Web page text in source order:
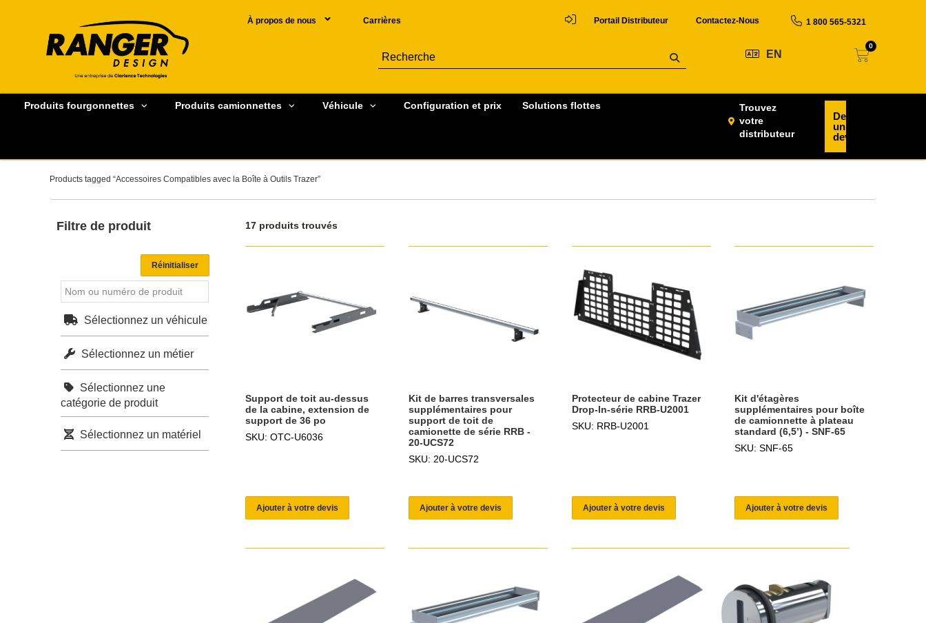
À propos de nous Carrières Portail Distributeur Contactez-Nous 1 800 565-5321
EN
0
Produits fourgonnettes Produits camionnettes Véhicule Configuration et prix Solutions flottes
Trouvez
votre
distributeur
Demander
un
devis
Products tagged “Accessoires Compatibles avec la Boîte à Outils Trazer”
17 produits trouvés
Support de toit au-dessus
de la cabine, extension de
support de 36 po
SKU: OTC-U6036
Ajouter à votre devis
Kit de barres transversales
supplémentaires pour
support de toit de
camionette de série RRB -
20-UCS72
SKU: 20-UCS72
Ajouter à votre devis
Protecteur de cabine Trazer
Drop-In-série RRB-U2001
SKU: RRB-U2001
Ajouter à votre devis
Kit d'étagères
supplémentaires pour boîte
de camionnette à plateau
standard (6,5’) - SNF-65
SKU: SNF-65
Ajouter à votre devis
Filtre de produit
Sélectionnez un véhicule
Sélectionnez un métier
Sélectionnez une
catégorie de produit
Sélectionnez un matériel